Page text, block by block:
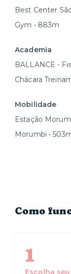
Best Center
Gym • 883m
Academia
BALLANCE -
Chácara
Mobilidade
Estação
Morumbi •
Como
1
Escolha seu